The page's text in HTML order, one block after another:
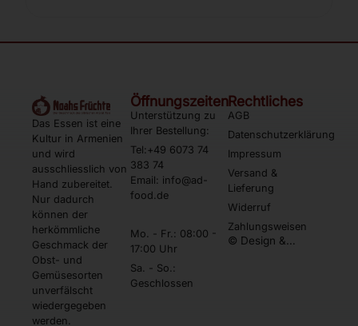
Das Essen ist eine
Kultur in Armenien
und wird
ausschliesslich von
Hand zubereitet.
Nur dadurch
können der
herkömmliche
Geschmack der
Obst- und
Gemüsesorten
unverfälscht
wiedergegeben
werden.
Öffnungszeiten
Unterstützung zu
Ihrer Bestellung:
Tel:+49 6073 74
383 74
Email: info@ad-
food.de
Mo. - Fr.: 08:00 -
17:00 Uhr
Sa. - So.:
Geschlossen
Rechtliches
AGB
Datenschutzerklärung
Impressum
Versand &
Lieferung
Widerruf
Zahlungsweisen
© Design &